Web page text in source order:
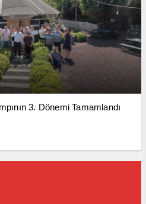
3. Dönemi Tamamlandı